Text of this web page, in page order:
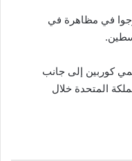
في مظاهرة في
كوربين إلى جانب
المتحدة خلال